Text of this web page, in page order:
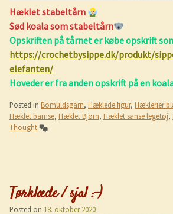
Hæklet stabeltårn
Sød koala som stabeltårn
Opskriften på tårnet er købe opskrift
https://crochetbysippe.dk/produkt/
elefanten/
Hoveder er fra anden opskrift på en
Posted in Bomuldsgarn, Hæklede figur, Hæklerier
Hæklet bamse, Hæklet Bjørn, Hæklet sanse legetøj,
Thought
Tørklæde / sjal :-)
Posted on 18. oktober 2020